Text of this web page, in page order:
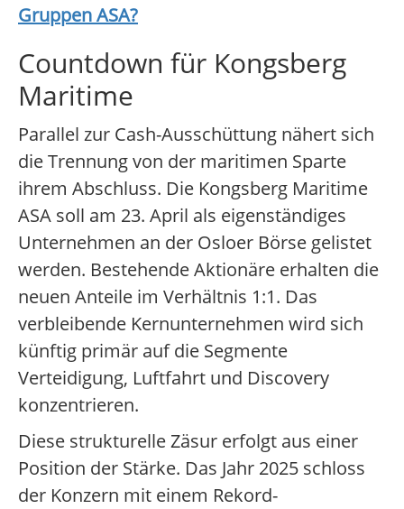
Gruppen ASA?
Countdown für Kongsberg
Maritime
Parallel zur Cash-Ausschüttung nähert sich
die Trennung von der maritimen Sparte
ihrem Abschluss. Die Kongsberg Maritime
ASA soll am 23. April als eigenständiges
Unternehmen an der Osloer Börse gelistet
werden. Bestehende Aktionäre erhalten die
neuen Anteile im Verhältnis 1:1. Das
verbleibende Kernunternehmen wird sich
künftig primär auf die Segmente
Verteidigung, Luftfahrt und Discovery
konzentrieren.
Diese strukturelle Zäsur erfolgt aus einer
Position der Stärke. Das Jahr 2025 schloss
der Konzern mit einem Rekord-